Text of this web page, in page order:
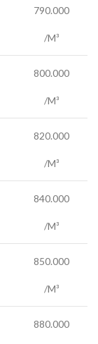
790.000
/M³
800.000
/M³
820.000
/M³
840.000
/M³
850.000
/M³
880.000